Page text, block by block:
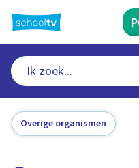
naar
hoofdinhoud
Overige organismen